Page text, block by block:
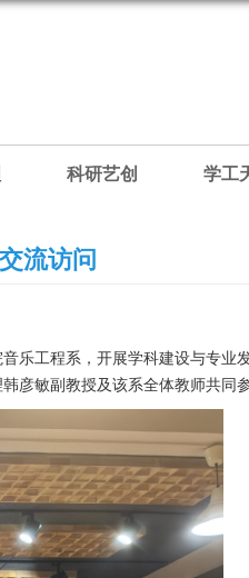
科研艺创 学工
流访问
乐工程系，开展学科建设与专业
彦敏副教授及该系全体教师共同参